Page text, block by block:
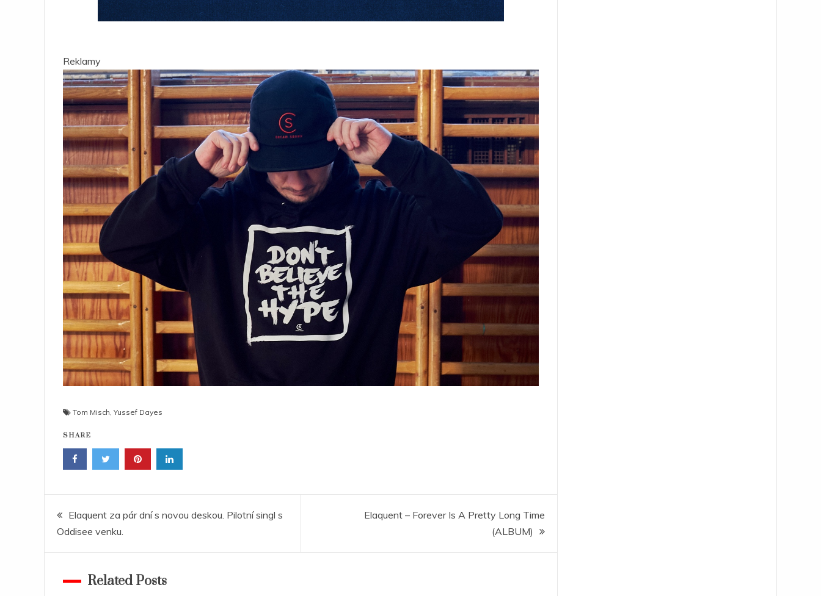
Reklamy
Tom Misch Yussef Dayes
SHARE
Navigace
pro
příspěvek
Elaquent za pár dní s novou deskou. Pilotní singl s
Oddisee venku.
Elaquent – Forever Is A Pretty Long Time
(ALBUM)
Related Posts